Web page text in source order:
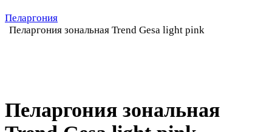
Пеларгония
Пеларгония зональная Trend Gesa light pink
Пеларгония зональная